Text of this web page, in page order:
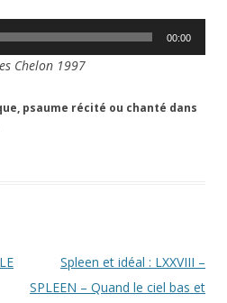
00:00
Chelon 1997
psaume récité ou chanté dans
Spleen et idéal : LXXVIII –
SPLEEN – Quand le ciel bas et